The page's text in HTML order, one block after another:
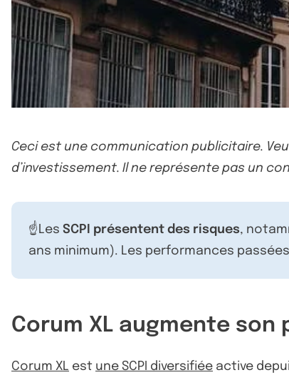
Ceci est une communication publicitaire.
d’investissement. Il ne représente pas un
☝️Les SCPI présentent des risques,
ans minimum). Les performances
Corum XL augmente son
Corum XL est une SCPI diversifiée active